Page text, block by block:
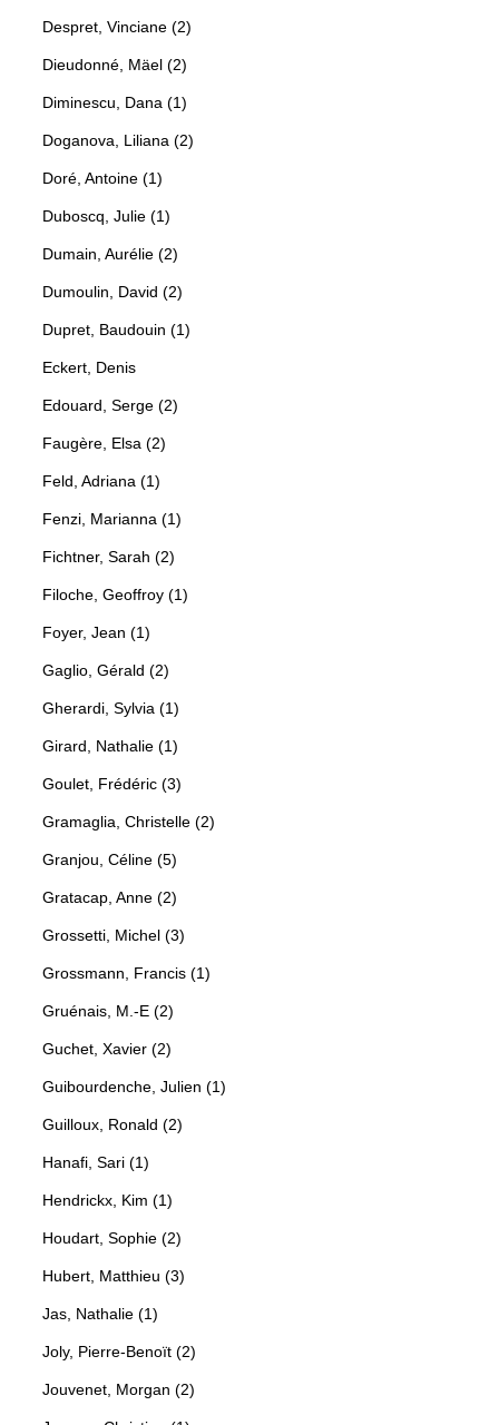
Despret, Vinciane (2)
Dieudonné, Mäel (2)
Diminescu, Dana (1)
Doganova, Liliana (2)
Doré, Antoine (1)
Duboscq, Julie (1)
Dumain, Aurélie (2)
Dumoulin, David (2)
Dupret, Baudouin (1)
Eckert, Denis
Edouard, Serge (2)
Faugère, Elsa (2)
Feld, Adriana (1)
Fenzi, Marianna (1)
Fichtner, Sarah (2)
Filoche, Geoffroy (1)
Foyer, Jean (1)
Gaglio, Gérald (2)
Gherardi, Sylvia (1)
Girard, Nathalie (1)
Goulet, Frédéric (3)
Gramaglia, Christelle (2)
Granjou, Céline (5)
Gratacap, Anne (2)
Grossetti, Michel (3)
Grossmann, Francis (1)
Gruénais, M.-E (2)
Guchet, Xavier (2)
Guibourdenche, Julien (1)
Guilloux, Ronald (2)
Hanafi, Sari (1)
Hendrickx, Kim (1)
Houdart, Sophie (2)
Hubert, Matthieu (3)
Jas, Nathalie (1)
Joly, Pierre-Benoït (2)
Jouvenet, Morgan (2)